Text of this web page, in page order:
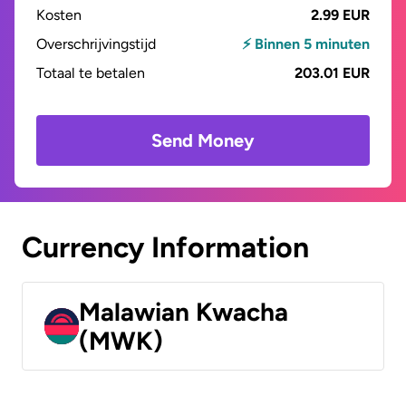
Kosten
2.99 EUR
Overschrijvingstijd
⚡ Binnen 5 minuten
Totaal te betalen
203.01 EUR
Send Money
Currency Information
Malawian Kwacha
(MWK)